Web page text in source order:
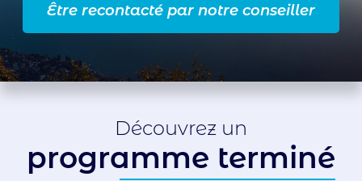
Être recontacté par notre conseiller
Découvrez un
programme terminé